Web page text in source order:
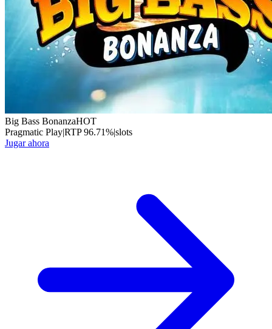
Big Bass BonanzaHOT
Pragmatic Play|RTP96.71%|slots
Jugar ahora